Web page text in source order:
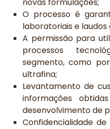
O processo é
laboratoriais e
A permissão para
processos
segmento, como
ultrafina;
Levantamento de
informações
desenvolvimento de
Confidencialidade